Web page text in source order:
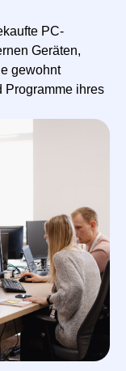
PC-
Geräten,
gewohnt
Programme ihres